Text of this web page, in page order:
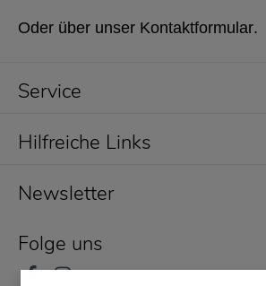
Service
Newsletter
Folge uns
Oder über unser Kontaktformular.
Hilfreiche Links